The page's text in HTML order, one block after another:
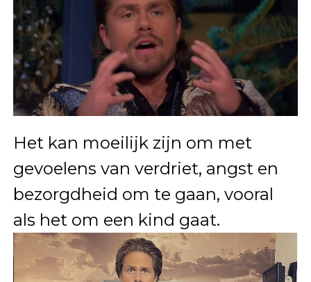
Het kan moeilijk zijn om met
gevoelens van verdriet, angst en
bezorgdheid om te gaan, vooral
als het om een kind gaat.